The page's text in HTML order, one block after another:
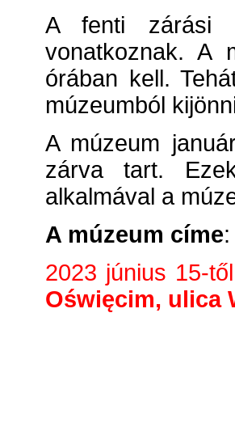
A fenti zárási
vonatkoznak. A
órában kell.
múzeumból
A múzeum
zárva tart.
alkalmával a
A múzeum címe:
2023 június 15-
Oświęcim, ulica